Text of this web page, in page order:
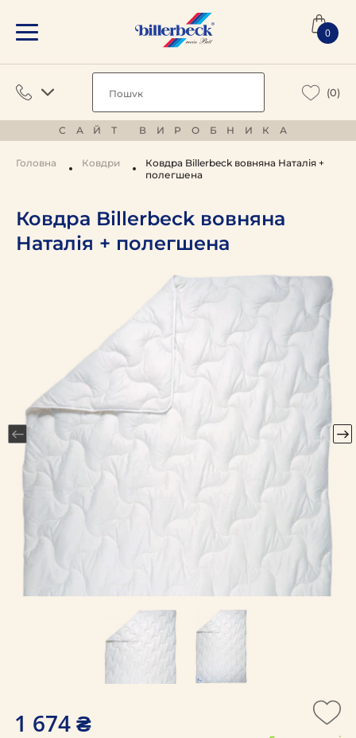
0
(0)
САЙТ ВИРОБНИКА
Головна Ковдри
Ковдра Billerbeck вовняна Наталія +
полегшена
Ковдра Billerbeck вовняна
Наталія + полегшена
1 674 ₴